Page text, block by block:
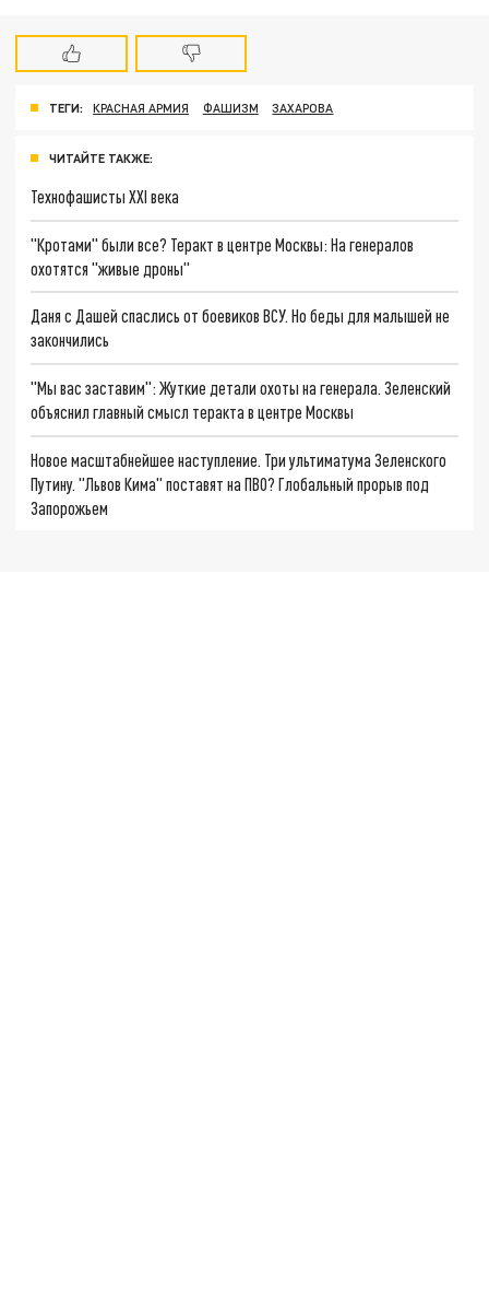
ТЕГИ: КРАСНАЯ АРМИЯ ФАШИЗМ ЗАХАРОВА
ЧИТАЙТЕ ТАКЖЕ:
Технофашисты XXI века
"Кротами" были все? Теракт в центре Москвы: На генералов
охотятся "живые дроны"
Даня с Дашей спаслись от боевиков ВСУ. Но беды для малышей не
закончились
"Мы вас заставим": Жуткие детали охоты на генерала. Зеленский
объяснил главный смысл теракта в центре Москвы
Новое масштабнейшее наступление. Три ультиматума Зеленского
Путину. "Львов Кима" поставят на ПВО? Глобальный прорыв под
Запорожьем